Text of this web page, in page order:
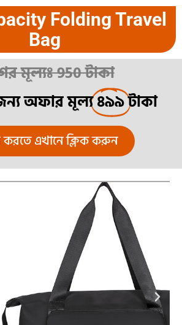
Folding Travel
Bag
মূল্যঃ 950 টাকা
অফার মূল্য৪৯৯টাকা
করতে এখানে ক্লিক করুন